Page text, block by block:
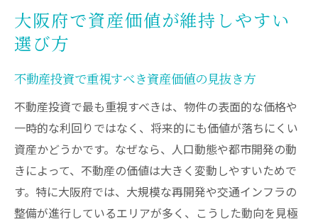
大阪府で資産価値が維持しやすい
選び方
不動産投資で重視すべき資産価値の見抜き方
不動産投資で最も重視すべきは、物件の表面的な価格や
一時的な利回りではなく、将来的にも価値が落ちにくい
資産かどうかです。なぜなら、人口動態や都市開発の動
きによって、不動産の価値は大きく変動しやすいためで
す。特に大阪府では、大規模な再開発や交通インフラの
整備が進行しているエリアが多く、こうした動向を見極